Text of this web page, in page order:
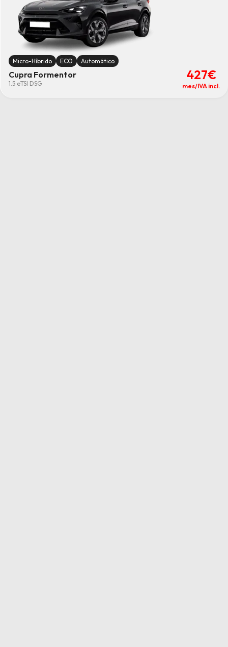
Micro-Híbrido ECO Automático
Cupra Formentor
1.5 eTSI DSG
427€
mes/IVA incl.